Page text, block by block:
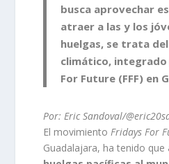
busca aprovechar
atraer a las y los
huelgas, se trata
climático,
For Future (FFF) en
Por: Eric Sandoval/
El movimientoFridays For
Guadalajara, ha tenido que